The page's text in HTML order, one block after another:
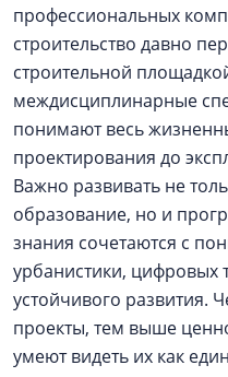
профессиональных
строительство давно
строительной
междисциплинарные
понимают весь
проектирования до
Важно развивать не
образование, но и
знания сочетаются с
урбанистики, цифровых
устойчивого развития.
проекты, тем выше
умеют видеть их как